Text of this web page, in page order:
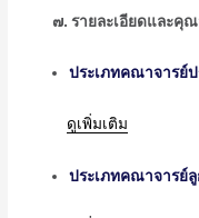
๗. รายละเอียดและคุ
ประเภทคณาจารย์
ดูเพิ่มเติม
ประเภทคณาจารย์